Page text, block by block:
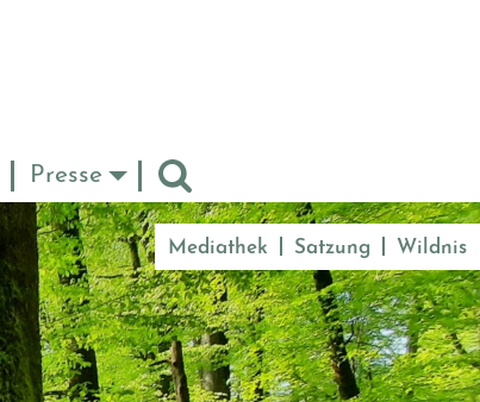
Presse
Mediathek Satzung Wildnis